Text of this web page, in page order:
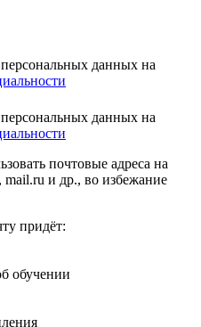
данных на
данных на
почтовые адреса на
mail.ru и др., во избежание
придёт:
обучении